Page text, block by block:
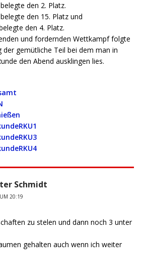
den 2. Platz.
den 15. Platz und
den 4. Platz.
und fordernden Wettkampf folgte
der gemütliche Teil bei dem man in
den Abend ausklingen lies.
Schmidt
20:19
zu stelen und dann noch 3 unter
gehalten auch wenn ich weiter